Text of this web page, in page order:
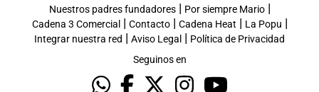
Nuestros padres fundadores| Por siempre Mario|
Cadena 3 Comercial | Contacto| Cadena Heat | La Popu |
Integrar nuestra red | Aviso Legal | Política de Privacidad
Seguinos en